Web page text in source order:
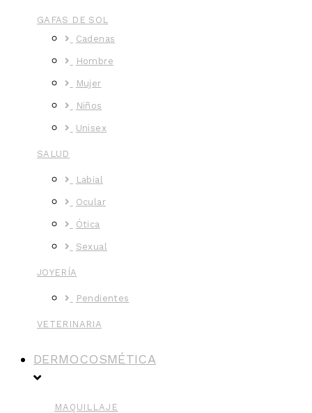
GAFAS DE SOL
Cadenas
Hombre
Mujer
Niños
Unisex
SALUD
Labial
Ocular
Ótica
Sexual
JOYERÍA
Pendientes
VETERINARIA
DERMOCOSMÉTICA
MAQUILLAJE